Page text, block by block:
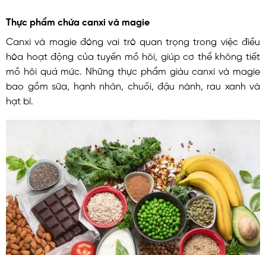
Thực phẩm chứa canxi và magie
Canxi và magie đóng vai trò quan trọng trong việc điều
hòa hoạt động của tuyến mồ hôi, giúp cơ thể không tiết
mồ hôi quá mức. Những thực phẩm giàu canxi và magie
bao gồm sữa, hạnh nhân, chuối, đậu nành, rau xanh và
hạt bí.